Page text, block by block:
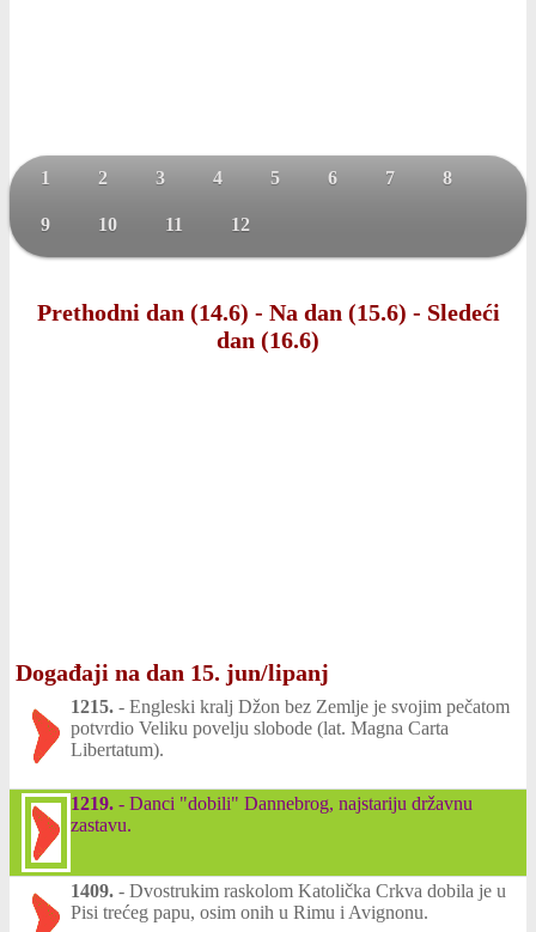
1 2 3 4 5 6 7 8
9 10 11 12
Prethodni dan (14.6) - Na dan (15.6) - Sledeći
dan (16.6)
Događaji na dan 15. jun/lipanj
1215. - Engleski kralj Džon bez Zemlje je svojim pečatom
potvrdio Veliku povelju slobode (lat. Magna Carta
Libertatum).
1219. - Danci "dobili" Dannebrog, najstariju državnu
zastavu.
1409. - Dvostrukim raskolom Katolička Crkva dobila je u
Pisi trećeg papu, osim onih u Rimu i Avignonu.